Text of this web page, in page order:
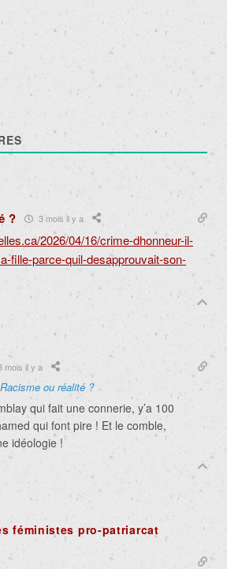
? 3 mois il y a
2026/04/16/crime-dhonneur-il-
fille-parce-quil-desapprouvait-son-
mois il y a
Racisme ou réalité ?
qui fait une connerie, y’a 100
qui font pire ! Et le comble,
idéologie !
féministes pro-patriarcat